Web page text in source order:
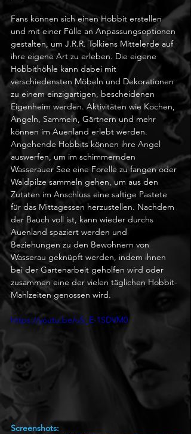
Fans können sich einen Hobbit erstellen
und mit einer Fülle an Anpassungsoptionen
gestalten, um J.R.R. Tolkiens Mittelerde auf
ihre eigene Art zu erleben. Die eigene
Hobbithöhle kann dabei mit
verschiedensten Möbeln und Dekorationen
zu einem einzigartigen, bescheidenen
Eigenheim werden. Aktivitäten wie Kochen,
Angeln, Sammeln, Gärtnern und mehr
können im Auenland erlebt werden.
Angehende Hobbits können ihre Angel
auswerfen, um im schimmernden
Wasserauer See eine Forelle zu fangen oder
Waldpilze sammeln gehen, um aus den
Zutaten im Anschluss eine saftige Pastete
für das Mittagessen herzustellen. Nachdem
der Bauch voll ist, kann wieder durchs
Auenland spaziert werden und
Beziehungen zu den Bewohnern von
Wasserau geknüpft werden, indem ihnen
bei der Gartenarbeit geholfen wird oder
zusammen eine der vielen täglichen Hobbit-
Mahlzeiten genossen wird.
https://youtu.be/uS_E-1SDVM0
Screenshots: